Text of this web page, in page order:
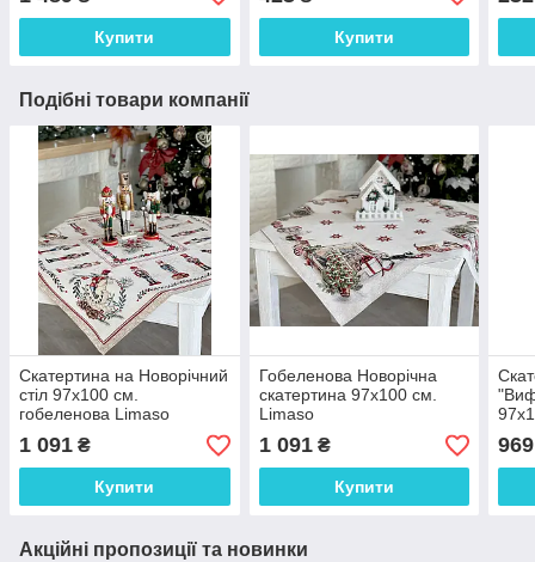
Купити Купити
Подібні товари компанії
Скатертина на Новорічний
стіл 97х100 см.
гобеленова Limaso
CASCANUECES
1 091 ₴
Купити
Гобеленова Новорічна
скатертина 97х100 см.
Limaso
1 091₴
Купити
969
Акційні пропозиції та новинки